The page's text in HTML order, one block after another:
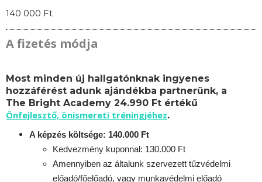
140 000 Ft
A fizetés módja
Most minden új hallgatónknak ingyenes
hozzáférést adunk ajándékba partnerünk, a
The Bright Academy 24.990 Ft értékű
Önfejlesztő, önismereti tréningjéhez.
A képzés költsége: 140.000 Ft
Kedvezmény kuponnal: 130.000 Ft
Amennyiben az általunk szervezett tűzvédelmi
előadó/főelőadó, vagy munkavédelmi előadó